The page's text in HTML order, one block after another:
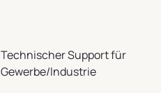
Technischer Support für
Gewerbe/Industrie